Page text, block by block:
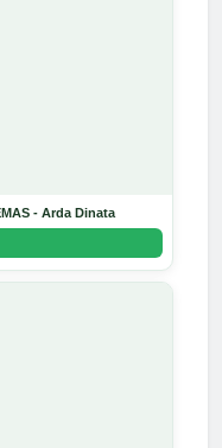
- Arda Dinata